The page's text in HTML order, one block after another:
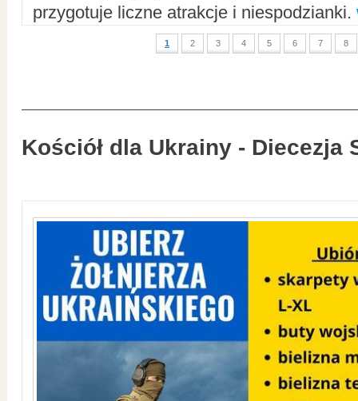
przygotuje liczne atrakcje i niespodzianki.
1 2 3 4 5 6 7 8
Kościół dla Ukrainy - Diecezja